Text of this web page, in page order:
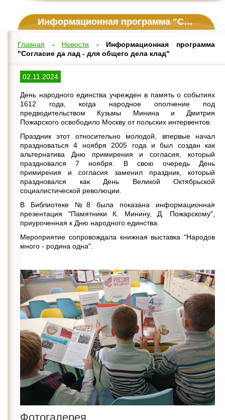
Информационная программа "Согласие да лад - для общего дела клад"
Главная - Новости - Информационная программа
"Согласие да лад - для общего дела клад"
02.11.2024
День народного единства учрежден в память о событиях
1612 года, когда народное ополчение под
предводительством Кузьмы Минина и Дмитрия
Пожарского освободило Москву от польских интервентов.
Праздник этот относительно молодой, впервые начал
праздноваться 4 ноября 2005 года и был создан как
альтернатива Дню примирения и согласия, который
праздновался 7 ноября. В свою очередь День
примирения и согласия заменил праздник, который
праздновался как День Великой Октябрьской
социалистической революции.
В Библиотеке №8 была показана информационная
презентация "Памятники К. Минину, Д. Пожарскому",
приуроченная к Дню народного единства.
Мероприятие сопровождала книжная выставка "Народов
много - родина одна".
Фотогалерея